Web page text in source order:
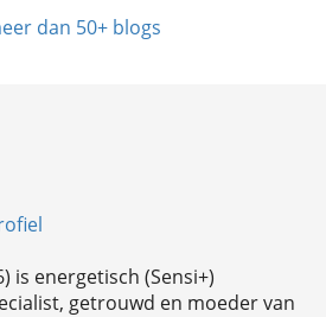
dan 50+ blogs
is energetisch (Sensi+)
getrouwd en moeder van